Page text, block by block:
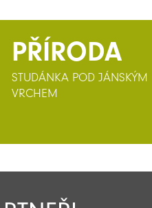
PŘÍRODA
STUDÁNKA POD JÁNSKÝM
VRCHEM